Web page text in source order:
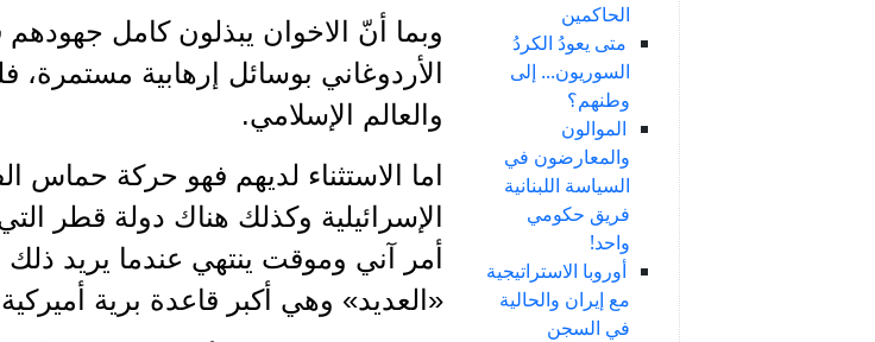
الحاكمين
متى يعودُ الكردُ
السوريون... إلى
وطنهم؟
الموالون
والمعارضون في
السياسة اللبنانية
فريق حكومي
واحد!
أوروبا الاستراتيجية
مع إيران والحالية
في السجن
وبما أنّ الاخوان يبذلون كامل
الأردوغاني بوسائل إرهابية
والعالم الإسلامي.
اما الاستثناء لديهم فهو حركة حماس
الإسرائيلية وكذلك هناك دولة قطر
أمر آني وموقت ينتهي عندما يريد ذلك
«العديد» وهي أكبر قاعدة برية